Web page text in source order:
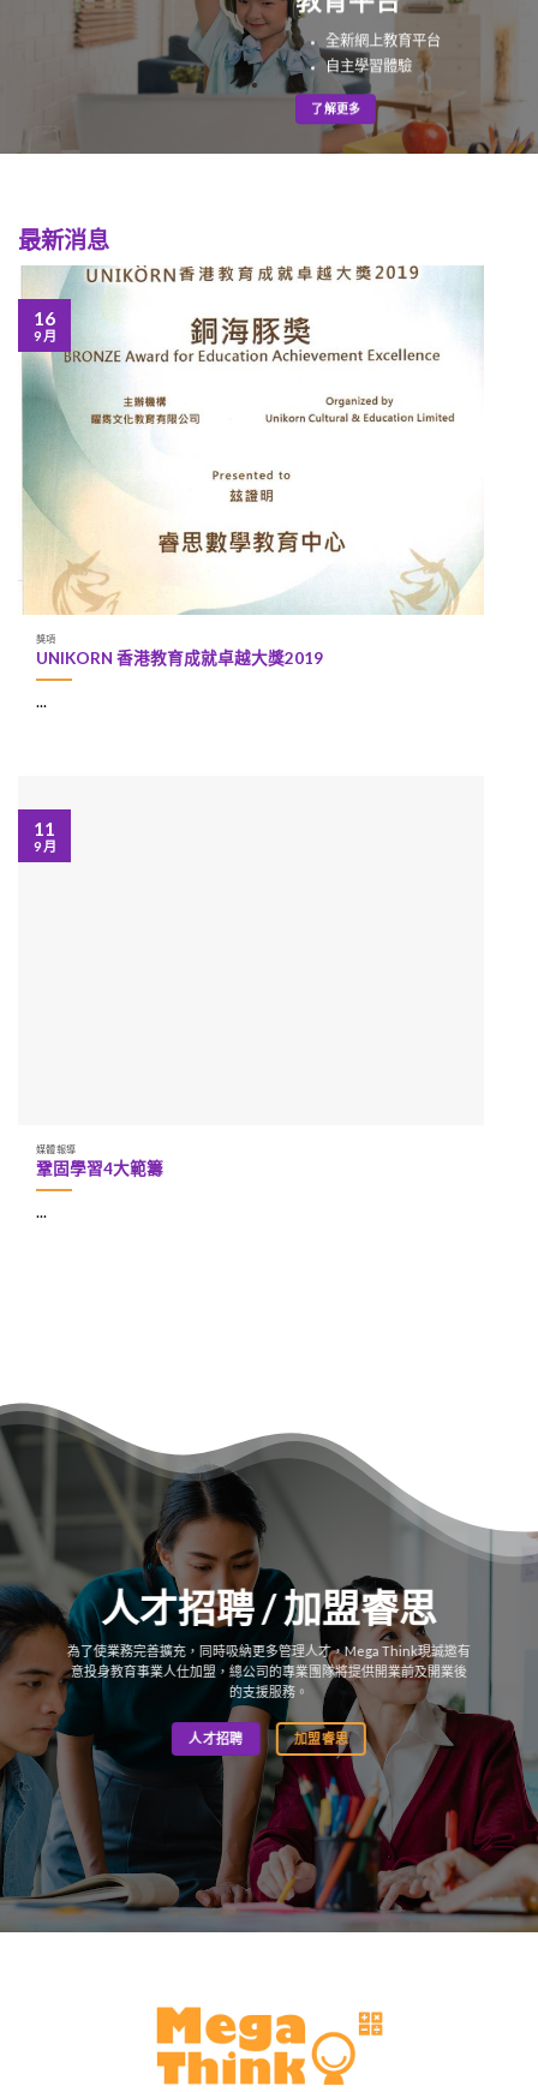
全新網上教育平台
自主學習體驗
了解更多
最新消息
獎項
UNIKORN 香港教育成就卓越大獎2019
...
16
9 月
媒體報導
鞏固學習4大範籌
...
11
9 月
人才招聘 / 加盟睿思
為了使業務完善擴充，同時吸納更多管理人才，Mega Think現誠邀有
意投身教育事業人仕加盟，總公司的專業團隊將提供開業前及開業後
的支援服務。
人才招聘 加盟睿思